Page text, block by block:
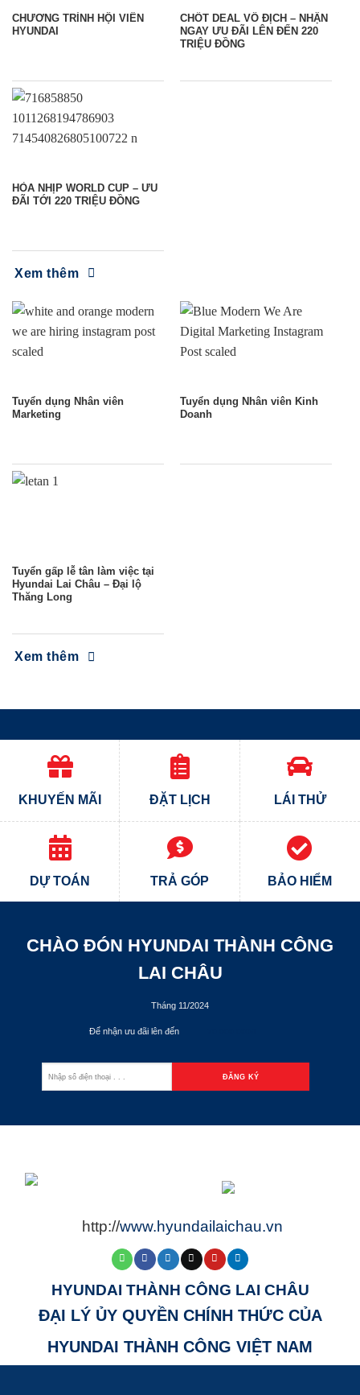
CHƯƠNG TRÌNH HỘI VIÊN
HYUNDAI
CHỐT DEAL VÔ ĐỊCH – NHẬN
NGAY ƯU ĐÃI LÊN ĐẾN 220
TRIỆU ĐỒNG
HÒA NHỊP WORLD CUP – ƯU
ĐÃI TỚI 220 TRIỆU ĐỒNG
Xem thêm
Tuyển dụng Nhân viên
Marketing
Tuyển dụng Nhân viên Kinh
Doanh
Tuyển gấp lễ tân làm việc tại
Hyundai Lai Châu – Đại lộ
Thăng Long
Xem thêm
KHUYẾN MÃI ĐẶT LỊCH LÁI THỬ
DỰ TOÁN TRẢ GÓP BẢO HIỂM
CHÀO ĐÓN HYUNDAI THÀNH CÔNG
LAI CHÂU
Tháng 11/2024
Để nhận ưu đãi lên đến
http://www.hyundailaichau.vn
HYUNDAI THÀNH CÔNG LAI CHÂU
ĐẠI LÝ ỦY QUYỀN CHÍNH THỨC CỦA
HYUNDAI THÀNH CÔNG VIỆT NAM